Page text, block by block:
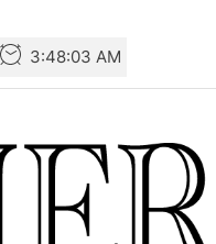
3:48:03 AM